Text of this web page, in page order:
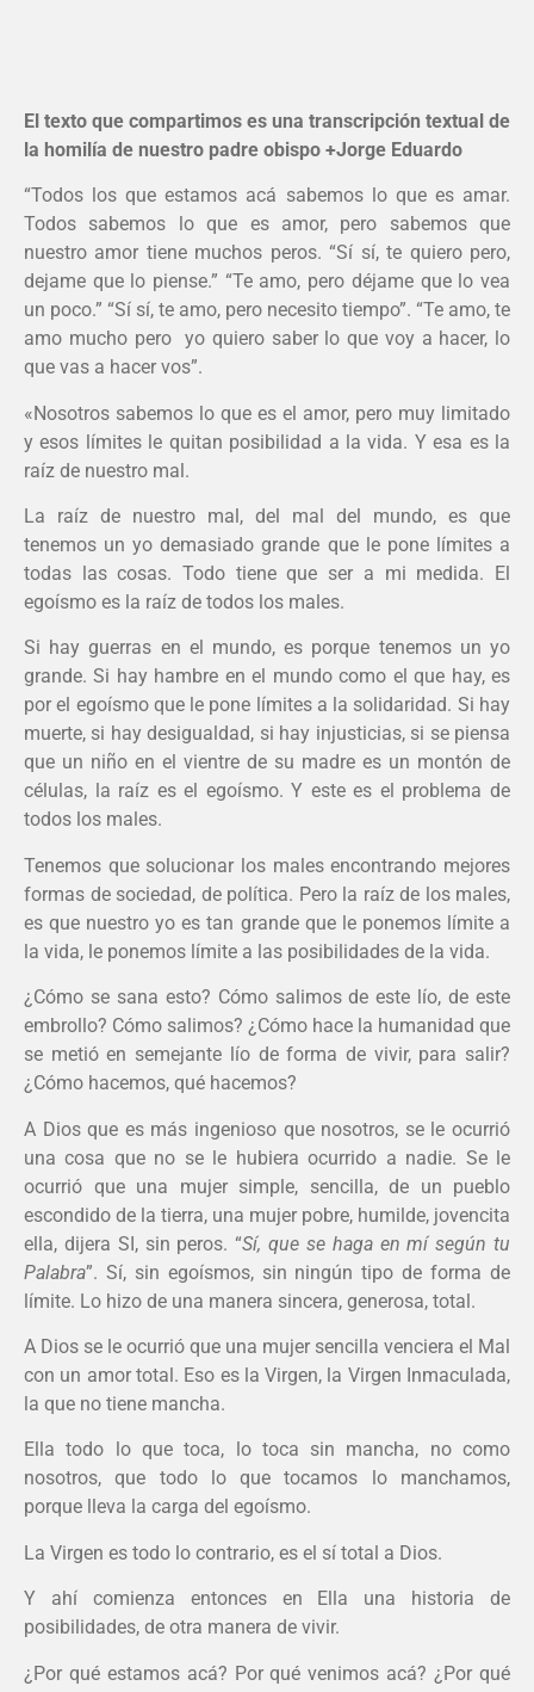
El texto que compartimos es una transcripción textual de
la homilía de nuestro padre obispo +Jorge Eduardo
“Todos los que estamos acá sabemos lo que es amar.
Todos sabemos lo que es amor, pero sabemos que
nuestro amor tiene muchos peros. “Sí sí, te quiero pero,
dejame que lo piense.” “Te amo, pero déjame que lo vea
un poco.” “Sí sí, te amo, pero necesito tiempo”. “Te amo, te
amo mucho pero yo quiero saber lo que voy a hacer, lo
que vas a hacer vos”.
«Nosotros sabemos lo que es el amor, pero muy limitado
y esos límites le quitan posibilidad a la vida. Y esa es la
raíz de nuestro mal.
La raíz de nuestro mal, del mal del mundo, es que
tenemos un yo demasiado grande que le pone límites a
todas las cosas. Todo tiene que ser a mi medida. El
egoísmo es la raíz de todos los males.
Si hay guerras en el mundo, es porque tenemos un yo
grande. Si hay hambre en el mundo como el que hay, es
por el egoísmo que le pone límites a la solidaridad. Si hay
muerte, si hay desigualdad, si hay injusticias, si se piensa
que un niño en el vientre de su madre es un montón de
células, la raíz es el egoísmo. Y este es el problema de
todos los males.
Tenemos que solucionar los males encontrando mejores
formas de sociedad, de política. Pero la raíz de los males,
es que nuestro yo es tan grande que le ponemos límite a
la vida, le ponemos límite a las posibilidades de la vida.
¿Cómo se sana esto? Cómo salimos de este lío, de este
embrollo? Cómo salimos? ¿Cómo hace la humanidad que
se metió en semejante lío de forma de vivir, para salir?
¿Cómo hacemos, qué hacemos?
A Dios que es más ingenioso que nosotros, se le ocurrió
una cosa que no se le hubiera ocurrido a nadie. Se le
ocurrió que una mujer simple, sencilla, de un pueblo
escondido de la tierra, una mujer pobre, humilde, jovencita
ella, dijera SI, sin peros. “Sí, que se haga en mí según tu
Palabra”. Sí, sin egoísmos, sin ningún tipo de forma de
límite. Lo hizo de una manera sincera, generosa, total.
A Dios se le ocurrió que una mujer sencilla venciera el Mal
con un amor total. Eso es la Virgen, la Virgen Inmaculada,
la que no tiene mancha.
Ella todo lo que toca, lo toca sin mancha, no como
nosotros, que todo lo que tocamos lo manchamos,
porque lleva la carga del egoísmo.
La Virgen es todo lo contrario, es el sí total a Dios.
Y ahí comienza entonces en Ella una historia de
posibilidades, de otra manera de vivir.
¿Por qué estamos acá? Por qué venimos acá? ¿Por qué